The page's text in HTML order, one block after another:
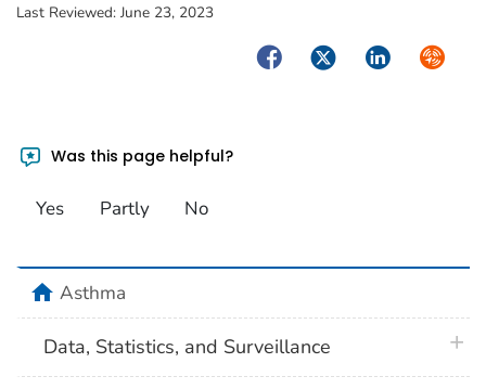
Last Reviewed: June 23, 2023
FacebookTwitterLinkedIn
Was this page helpful?
Yes Partly No
homeAsthma
Data, Statistics, and Surveillance